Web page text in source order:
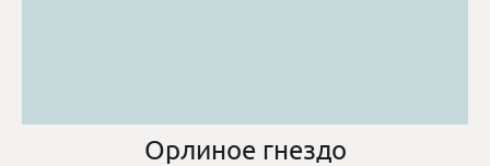
Орлиное гнездо